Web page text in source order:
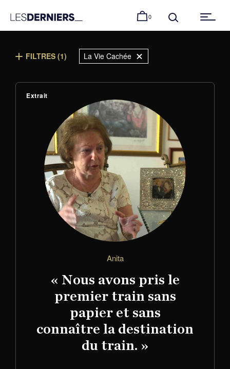
0
FILTRES (1) La Vie Cachée
Extrait
Anita
« Nous avons pris le
premier train sans
papier et sans
connaître la destination
du train. »